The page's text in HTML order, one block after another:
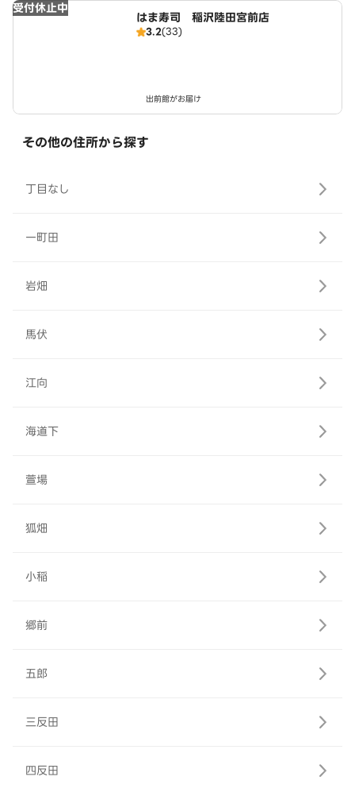
受付休止中
はま寿司 稲沢陸田宮前店
3.2(33)
出前館がお届け
その他の住所から探す
丁目なし
一町田
岩畑
馬伏
江向
海道下
萱場
狐畑
小稲
郷前
五郎
三反田
四反田